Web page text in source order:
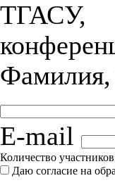
ТГАСУ,
Фамилия,
E-mail
Количество
Даю согласие на